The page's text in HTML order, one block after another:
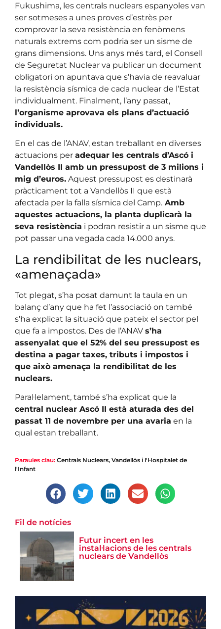
Fukushima, les centrals nuclears espanyoles van
ser sotmeses a unes proves d’estrès per
comprovar la seva resistència en fenòmens
naturals extrems com podria ser un sisme de
grans dimensions. Uns anys més tard, el Consell
de Seguretat Nuclear va publicar un document
obligatori on apuntava que s’havia de reavaluar
la resistència sísmica de cada nuclear de l’Estat
individualment. Finalment, l’any passat,
l’organisme aprovava els plans d’actuació
individuals.
En el cas de l’ANAV, estan treballant en diverses
actuacions per adequar les centrals d’Ascó i
Vandellòs II amb un pressupost de 3 milions i
mig d’euros. Aquest pressupost es destinarà
pràcticament tot a Vandellòs II que està
afectada per la falla sísmica del Camp. Amb
aquestes actuacions, la planta duplicarà la
seva resistència i podran resistir a un sisme que
pot passar una vegada cada 14.000 anys.
La rendibilitat de les nuclears,
«amenaçada»
Tot plegat, s’ha posat damunt la taula en un
balanç d’any que ha fet l’associació on també
s’ha explicat la situació que pateix el sector pel
que fa a impostos. Des de l’ANAV s’ha
assenyalat que el 52% del seu pressupost es
destina a pagar taxes, tributs i impostos i
que això amenaça la rendibilitat de les
nuclears.
Paral·lelament, també s’ha explicat que la
central nuclear Ascó II està aturada des del
passat 11 de novembre per una avaria en la
qual estan treballant.
Paraules clau: Centrals Nuclears, Vandellòs i l'Hospitalet de
l'Infant
Fil de notícies
Futur incert en les
instal·lacions de les centrals
nuclears de Vandellòs